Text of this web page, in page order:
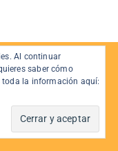
y análisis de
en 2014 por
Al continuar
saber cómo
la información aquí: